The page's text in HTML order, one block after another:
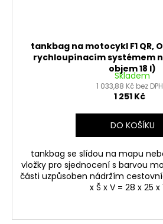
tankbag na motocykl F1 QR,
rychloupínacím systémem
objem 18 l)
Skladem
1 033,88 Kč bez DPH
1 251 Kč
DO KOŠÍKU
tankbag se slídou na mapu
vložky pro sjednocení s barvou
části uzpůsoben nádržím
x Š x V = 28 x 25 x